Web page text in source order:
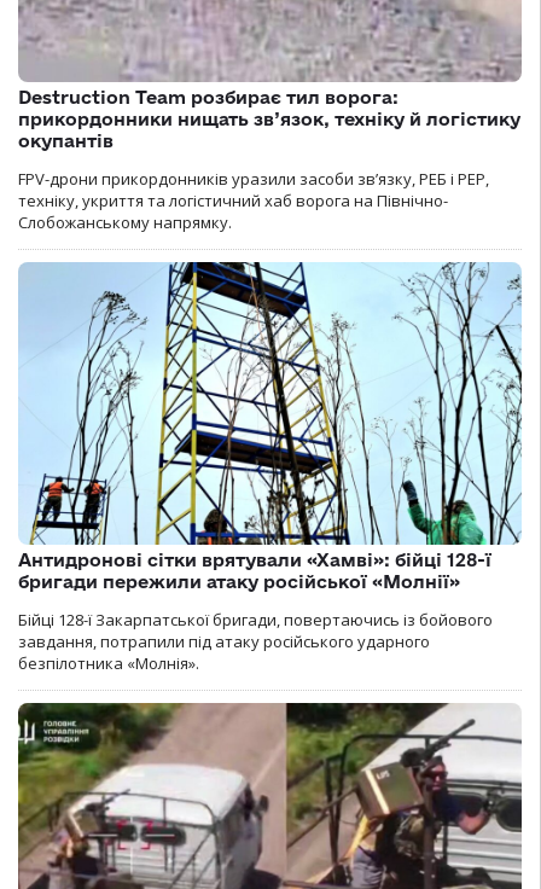
Destruction Team розбирає тил ворога:
прикордонники нищать зв’язок, техніку й логістику
окупантів
FPV-дрони прикордонників уразили засоби зв’язку, РЕБ і РЕР,
техніку, укриття та логістичний хаб ворога на Північно-
Слобожанському напрямку.
Антидронові сітки врятували «Хамві»: бійці 128-ї
бригади пережили атаку російської «Молнії»
Бійці 128-ї Закарпатської бригади, повертаючись із бойового
завдання, потрапили під атаку російського ударного
безпілотника «Молнія».